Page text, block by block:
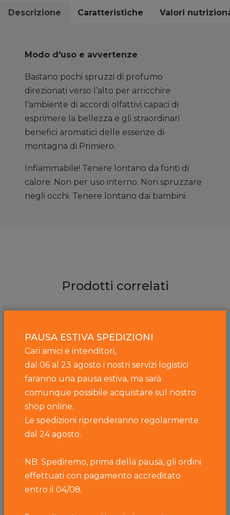
Descrizione Caratteristiche Valori
Modo d'uso e avvertenze
Bastano pochi spruzzi di profumo
direzionati verso l’alto per arricchire
l'ambiente di accordi olfattivi capaci di
esprimere la bellezza e gli straordinari
benefici aromatici delle essenze di
montagna di Primiero.
Infiammabile! Tenere lontano da fonti di
calore. Non per uso interno. Non spruzzare
negli occhi. Tenere lontano dai bambini.
Prodotti correlati
PAUSA ESTIVA SPEDIZIONI
Cari amici e intenditori,
dal 06 al 23 agosto i nostri servizi logistici
faranno una pausa estiva, ma sarà
comunque possibile acquistare sul nostro
shop online.
Le spedizioni riprenderanno regolarmente
dal 24 agosto.
NB. Spediremo, prima della pausa, gli ordini
effettuati con pagamento accreditato
entro il 04/08.